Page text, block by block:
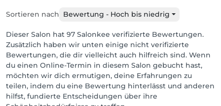
Sortieren nach Bewertung - Hoch bis niedrig
Dieser Salon hat 97 Salonkee verifizierte Bewertungen.
Zusätzlich haben wir unten einige nicht verifizierte
Bewertungen, die dir vielleicht auch hilfreich sind. Wenn
du einen Online-Termin in diesem Salon gebucht hast,
möchten wir dich ermutigen, deine Erfahrungen zu
teilen, indem du eine Bewertung hinterlässt und anderen
hilfst, fundierte Entscheidungen über ihre